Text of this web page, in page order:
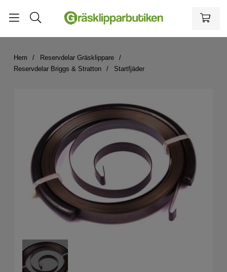
Hem
Reservdelar Gräsklippare
Reservdelar Briggs & Stratton
Startfjäder